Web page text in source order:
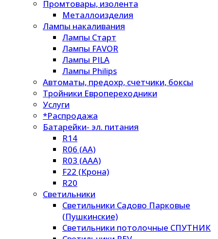
Промтовары, изолента
Металлоизделия
Лампы накаливания
Лампы Старт
Лампы FAVOR
Лампы PILA
Лампы Philips
Автоматы, предохр, счетчики, боксы
Тройники Европереходники
Услуги
*Распродажа
Батарейки- эл. питания
R14
R06 (AA)
R03 (AAA)
F22 (Крона)
R20
Светильники
Светильники Садово Парковые
(Пушкинские)
Светильники потолочные СПУТНИК